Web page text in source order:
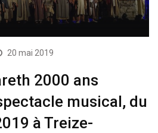
20 mai 2019
2000 ans
musical, du
à Treize-